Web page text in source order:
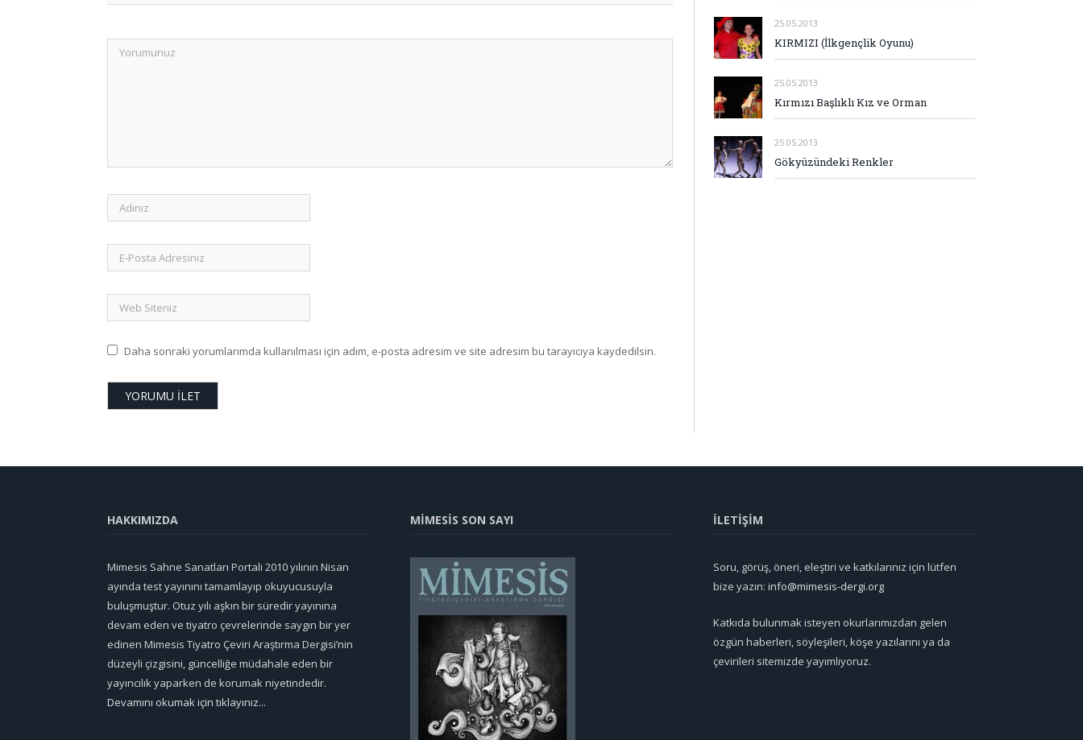
Daha sonraki yorumlarımda kullanılması için adım, e-posta adresim ve site adresim bu tarayıcıya kaydedilsin.
25.05.2013
KIRMIZI (İlkgençlik Oyunu)
25.05.2013
Kırmızı Başlıklı Kız ve Orman
25.05.2013
Gökyüzündeki Renkler
HAKKIMIZDA
Mimesis Sahne Sanatları Portali 2010 yılının Nisan
ayında test yayınını tamamlayıp okuyucusuyla
buluşmuştur. Otuz yılı aşkın bir süredir yayınına
devam eden ve tiyatro çevrelerinde saygın bir yer
edinen Mimesis Tiyatro Çeviri Araştırma Dergisi’nin
düzeyli çizgisini, güncelliğe müdahale eden bir
yayıncılık yaparken de korumak niyetindedir.
Devamını okumak için tıklayınız...
MİMESİS SON SAYI İLETİŞİM
Soru, görüş, öneri, eleştiri ve katkılarınız için lütfen
bize yazın: info@mimesis-dergi.org
Katkıda bulunmak isteyen okurlarımızdan gelen
özgün haberleri, söyleşileri, köşe yazılarını ya da
çevirileri sitemizde yayımlıyoruz.